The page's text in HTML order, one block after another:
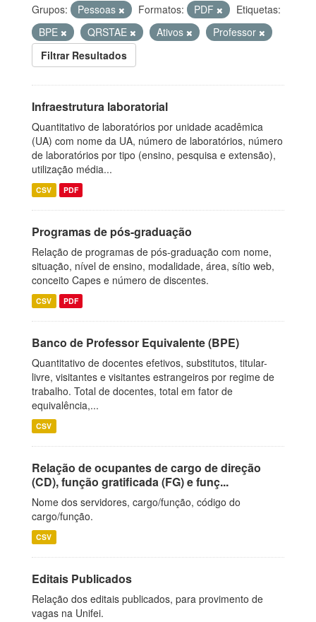
Grupos: Pessoas Formatos: PDF
Etiquetas:
BPE
QRSTAE Ativos
Professor
Filtrar Resultados
Infraestrutura laboratorial
Quantitativo de laboratórios por unidade acadêmica
(UA) com nome da UA, número de laboratórios, número
de laboratórios por tipo (ensino, pesquisa e extensão),
utilização média...
CSV PDF
Programas de pós-graduação
Relação de programas de pós-graduação com nome,
situação, nível de ensino, modalidade, área, sítio web,
conceito Capes e número de discentes.
CSV PDF
Banco de Professor Equivalente (BPE)
Quantitativo de docentes efetivos, substitutos, titular-
livre, visitantes e visitantes estrangeiros por regime de
trabalho. Total de docentes, total em fator de
equivalência,...
CSV
Relação de ocupantes de cargo de direção
(CD), função gratificada (FG) e funç...
Nome dos servidores, cargo/função, código do
cargo/função.
CSV
Editais Publicados
Relação dos editais publicados, para provimento de
vagas na Unifei.